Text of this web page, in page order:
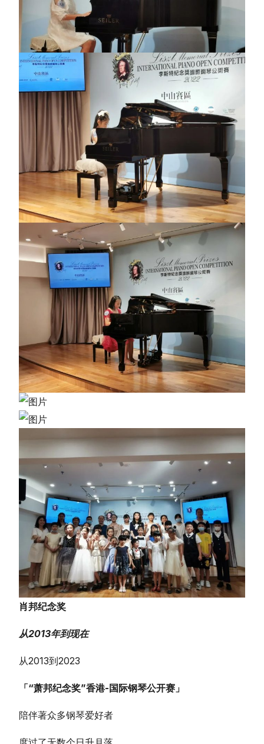
肖邦纪念奖
从2013年到现在
从2013到2023
「“萧邦纪念奖”香港- 国际钢琴公开赛 」
陪伴著众多钢琴爱好者